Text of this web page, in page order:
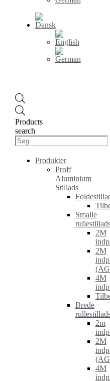
Products
search
Produkter
Proff
Aluminium
Stillads
Smalle
2M
2M
4M
Brede
2m
2M
4M